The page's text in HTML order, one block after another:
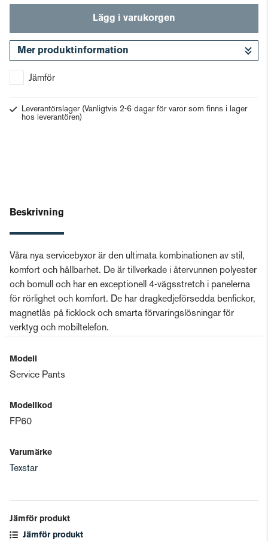
Lägg i varukorgen
Mer produktinformation
Jämför
Leverantörslager (Vanligtvis 2-6 dagar för varor som finns i lager
hos leverantören)
Beskrivning
Våra nya servicebyxor är den ultimata kombinationen av stil,
komfort och hållbarhet. De är tillverkade i återvunnen polyester
och bomull och har en exceptionell 4-vägsstretch i panelerna
för rörlighet och komfort. De har dragkedjeförsedda benfickor,
magnetlås på ficklock och smarta förvaringslösningar för
verktyg och mobiltelefon.
Modell
Service Pants
Modellkod
FP60
Varumärke
Texstar
Jämför produkt
Jämför produkt